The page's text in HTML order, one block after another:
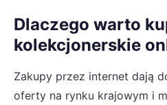
Dlaczego warto
kolekcjonerskie
Zakupy przez internet dają
oferty na rynku krajowym i